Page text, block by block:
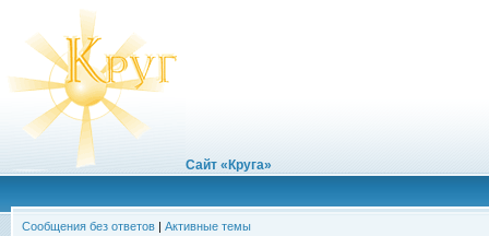
Сайт «Круга»
Сообщения без ответов | Активные темы